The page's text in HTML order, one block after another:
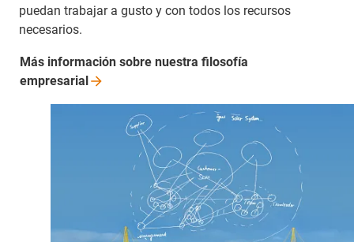
puedan trabajar a gusto y con todos los recursos
necesarios.
Más información sobre nuestra filosofía
empresarial